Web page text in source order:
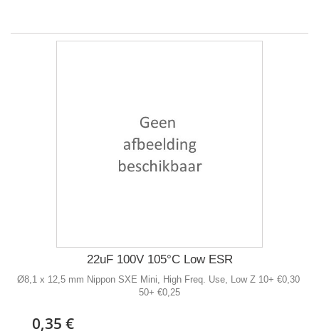
22uF 100V 105°C Low ESR
Ø8,1 x 12,5 mm Nippon SXE Mini, High Freq. Use, Low Z 10+ €0,30
50+ €0,25
0,35 €